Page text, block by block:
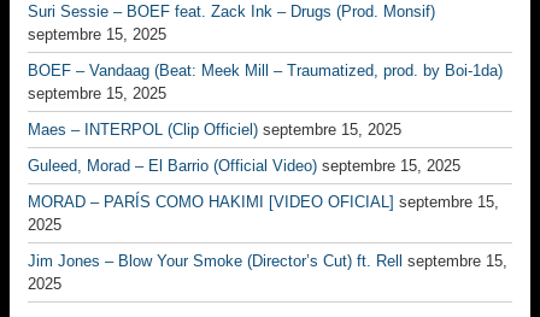
Suri Sessie – BOEF feat. Zack Ink – Drugs (Prod. Monsif)
septembre 15, 2025
BOEF – Vandaag (Beat: Meek Mill – Traumatized, prod. by Boi-1da)
septembre 15, 2025
Maes – INTERPOL (Clip Officiel) septembre 15, 2025
Guleed, Morad – El Barrio (Official Video) septembre 15, 2025
MORAD – PARÍS COMO HAKIMI [VIDEO OFICIAL] septembre 15,
2025
Jim Jones – Blow Your Smoke (Director’s Cut) ft. Rell
septembre 15,
2025